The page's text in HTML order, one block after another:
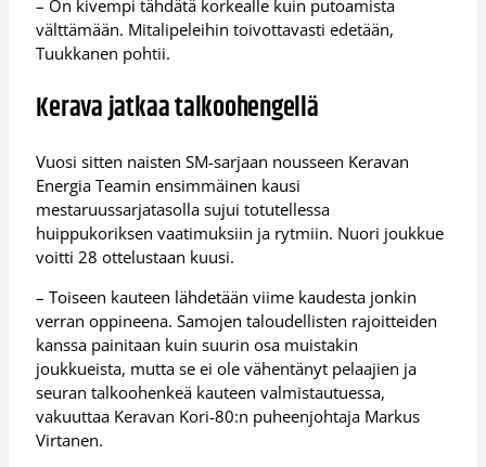
– On kivempi tähdätä korkealle kuin putoamista
välttämään. Mitalipeleihin toivottavasti edetään,
Tuukkanen pohtii.
Kerava jatkaa talkoohengellä
Vuosi sitten naisten SM-sarjaan nousseen Keravan
Energia Teamin ensimmäinen kausi
mestaruussarjatasolla sujui totutellessa
huippukoriksen vaatimuksiin ja rytmiin. Nuori joukkue
voitti 28 ottelustaan kuusi.
– Toiseen kauteen lähdetään viime kaudesta jonkin
verran oppineena. Samojen taloudellisten rajoitteiden
kanssa painitaan kuin suurin osa muistakin
joukkueista, mutta se ei ole vähentänyt pelaajien ja
seuran talkoohenkeä kauteen valmistautuessa,
vakuuttaa Keravan Kori-80:n puheenjohtaja Markus
Virtanen.